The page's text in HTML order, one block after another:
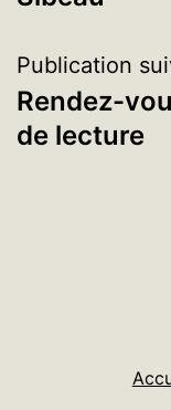
de
l’article
Publication
Rendez-
de lecture